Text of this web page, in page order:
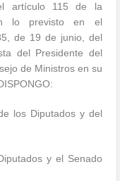
artículo 115 de la
lo previsto en el
de 19 de junio, del
del Presidente del
de Ministros en su
los Diputados y del
y el Senado